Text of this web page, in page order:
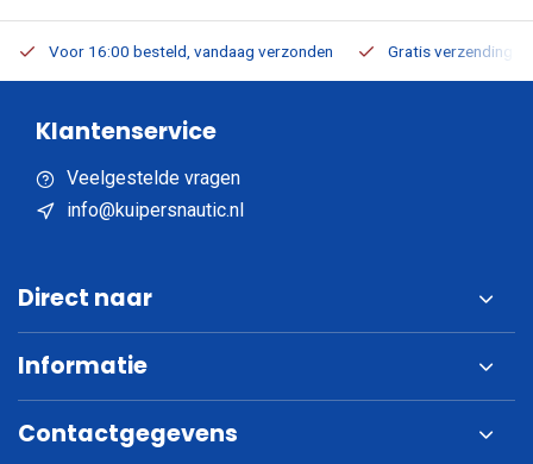
Voor 16:00 besteld, vandaag verzonden Gratis verzending
Klantenservice
Veelgestelde vragen
info@kuipersnautic.nl
Direct naar
Informatie
Contactgegevens